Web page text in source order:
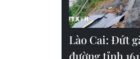
Lào Cai: Đứt
đường tỉnh